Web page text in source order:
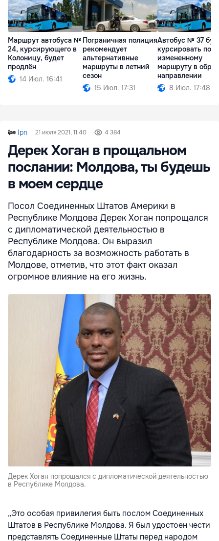
Маршрут автобуса №
24, курсирующего в
Колоницу, будет
продлён
14 Июл. 16:41
Пограничная полиция
рекомендует
альтернативные
маршруты в летний
сезон
15 Июл. 17:31
Автобус № 37
курсировать по
измененному
маршруту в
направлении
8 Июл. 17:48
Ipn 21 июля 2021, 11:40 4 384
Дерек Хоган в прощальном
послании: Молдова, ты будешь
в моем сердце
Посол Соединенных Штатов Америки в
Республике Молдова Дерек Хоган попрощался
с дипломатической деятельностью в
Республике Молдова. Он выразил
благодарность за возможность работать в
Молдове, отметив, что этот факт оказал
огромное влияние на его жизнь.
Дерек Хоган попрощался с дипломатической деятельностью
в Республике Молдова.
„Это особая привилегия быть послом Соединенных
Штатов в Республике Молдова. Я был удостоен чести
представлять Соединенные Штаты перед народом